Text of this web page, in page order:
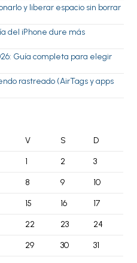
y liberar espacio sin borrar
del iPhone dure más
Guía completa para elegir
rastreado (AirTags y apps
V S D
1 2 3
8 9 10
15 16 17
22 23 24
29 30 31